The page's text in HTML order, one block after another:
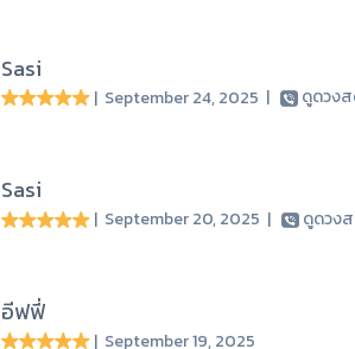
Sasi
| September 24, 2025 | ดูดวง
Sasi
| September 20, 2025 | ดูดวง
อีฟฟี่
| September 19, 2025